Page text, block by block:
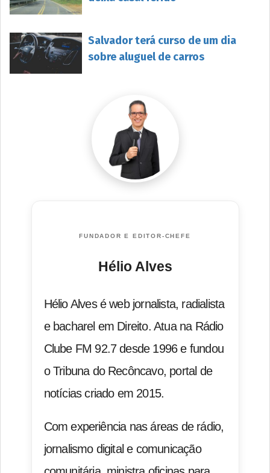
Salvador terá curso de um dia
sobre aluguel de carros
FUNDADOR E EDITOR-CHEFE
Hélio Alves
Hélio Alves é web jornalista, radialista
e bacharel em Direito. Atua na Rádio
Clube FM 92.7 desde 1996 e fundou
o Tribuna do Recôncavo, portal de
notícias criado em 2015.
Com experiência nas áreas de rádio,
jornalismo digital e comunicação